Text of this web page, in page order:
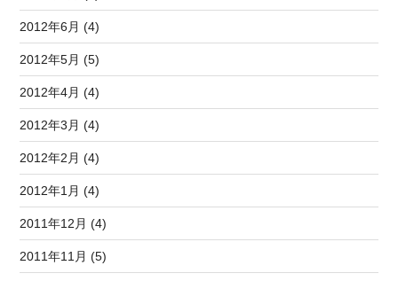
2012年6月 (4)
2012年5月 (5)
2012年4月 (4)
2012年3月 (4)
2012年2月 (4)
2012年1月 (4)
2011年12月 (4)
2011年11月 (5)